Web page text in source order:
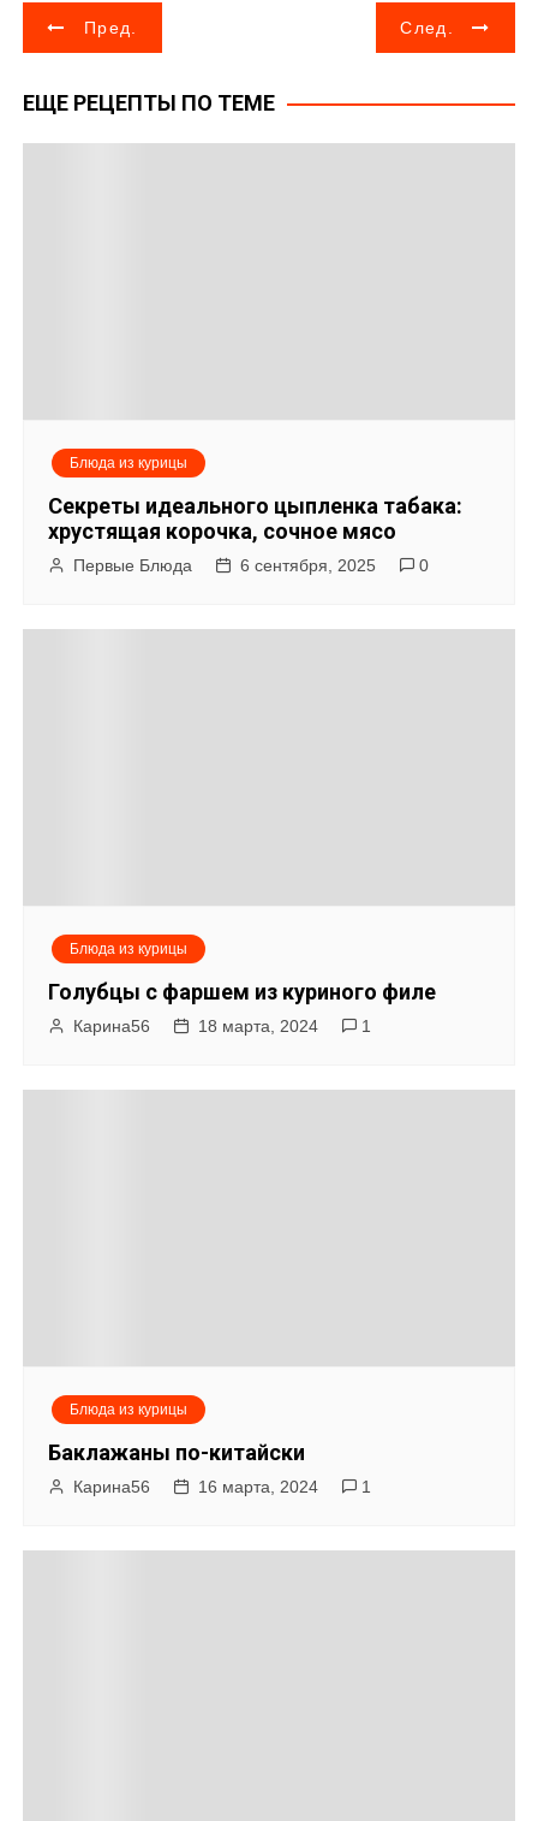
Н
в
м
Пред. След.
ЕЩЕ РЕЦЕПТЫ ПО ТЕМЕ
Блюда из курицы
Секреты идеального цыпленка табака:
хрустящая корочка, сочное мясо
Первые Блюда 6 сентября, 2025 0
Блюда из курицы
Голубцы с фаршем из куриного филе
Карина56 18 марта, 2024 1
Блюда из курицы
Баклажаны по-китайски
Карина56 16 марта, 2024 1